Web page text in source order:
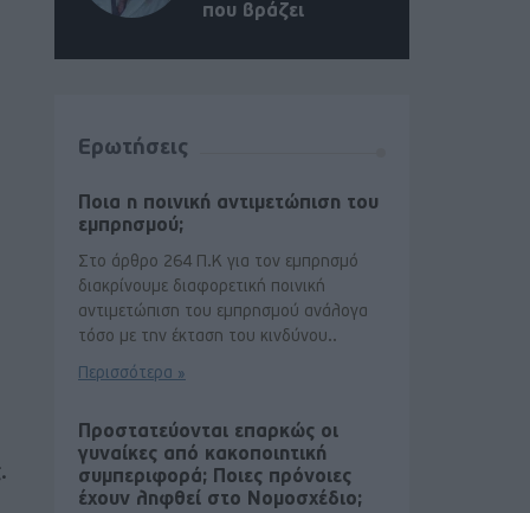
που βράζει
Ερωτήσεις
Ποια η ποινική αντιμετώπιση του
εμπρησμού;
Στο άρθρο 264 Π.Κ για τον εμπρησμό
διακρίνουμε διαφορετική ποινική
αντιμετώπιση του εμπρησμού ανάλογα
τόσο με την έκταση του κινδύνου..
Περισσότερα »
Προστατεύονται επαρκώς οι
γυναίκες από κακοποιητική
συμπεριφορά; Ποιες πρόνοιες
έχουν ληφθεί στο Νομοσχέδιο;